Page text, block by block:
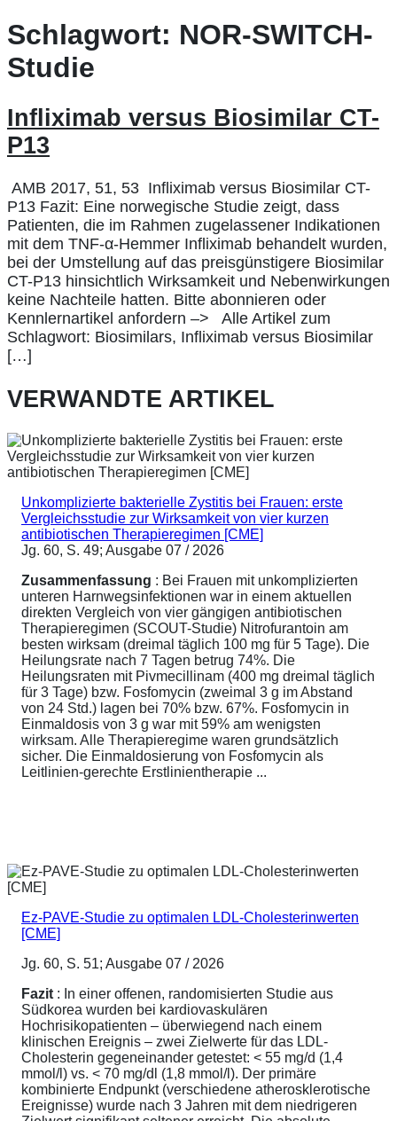
Schlagwort: NOR-SWITCH-
Studie
Infliximab versus Biosimilar CT-
P13
AMB 2017, 51, 53 Infliximab versus Biosimilar CT-
P13 Fazit: Eine norwegische Studie zeigt, dass
Patienten, die im Rahmen zugelassener Indikationen
mit dem TNF-α-Hemmer Infliximab behandelt wurden,
bei der Umstellung auf das preisgünstigere Biosimilar
CT-P13 hinsichtlich Wirksamkeit und Nebenwirkungen
keine Nachteile hatten. Bitte abonnieren oder
Kennlernartikel anfordern –> Alle Artikel zum
Schlagwort: Biosimilars, Infliximab versus Biosimilar
[…]
VERWANDTE ARTIKEL
Unkomplizierte bakterielle Zystitis bei Frauen: erste
Vergleichsstudie zur Wirksamkeit von vier kurzen
antibiotischen Therapieregimen [CME]
Jg. 60, S. 49; Ausgabe 07 / 2026
Zusammenfassung : Bei Frauen mit unkomplizierten
unteren Harnwegsinfektionen war in einem aktuellen
direkten Vergleich von vier gängigen antibiotischen
Therapieregimen (SCOUT-Studie) Nitrofurantoin am
besten wirksam (dreimal täglich 100 mg für 5 Tage). Die
Heilungsrate nach 7 Tagen betrug 74%. Die
Heilungsraten mit Pivmecillinam (400 mg dreimal täglich
für 3 Tage) bzw. Fosfomycin (zweimal 3 g im Abstand
von 24 Std.) lagen bei 70% bzw. 67%. Fosfomycin in
Einmaldosis von 3 g war mit 59% am wenigsten
wirksam. Alle Therapieregime waren grundsätzlich
sicher. Die Einmaldosierung von Fosfomycin als
Leitlinien-gerechte Erstlinientherapie ...
Ez-PAVE-Studie zu optimalen LDL-Cholesterinwerten
[CME]
Jg. 60, S. 51; Ausgabe 07 / 2026
Fazit : In einer offenen, randomisierten Studie aus
Südkorea wurden bei kardiovaskulären
Hochrisikopatienten – überwiegend nach einem
klinischen Ereignis – zwei Zielwerte für das LDL-
Cholesterin gegeneinander getestet: < 55 mg/d (1,4
mmol/l) vs. < 70 mg/dl (1,8 mmol/l). Der primäre
kombinierte Endpunkt (verschiedene atherosklerotische
Ereignisse) wurde nach 3 Jahren mit dem niedrigeren